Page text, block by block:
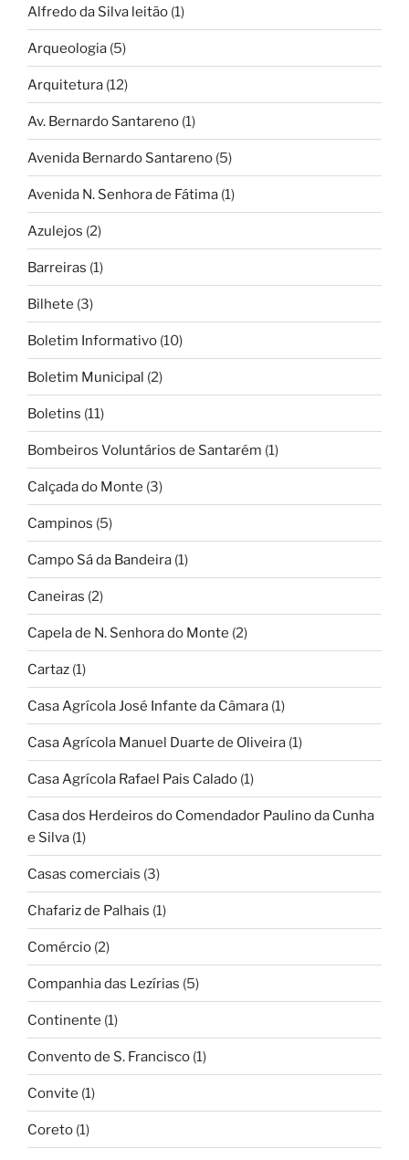
Alfredo da Silva leitão (1)
Arqueologia (5)
Arquitetura (12)
Av. Bernardo Santareno (1)
Avenida Bernardo Santareno (5)
Avenida N. Senhora de Fátima (1)
Azulejos (2)
Barreiras (1)
Bilhete (3)
Boletim Informativo (10)
Boletim Municipal (2)
Boletins (11)
Bombeiros Voluntários de Santarém (1)
Calçada do Monte (3)
Campinos (5)
Campo Sá da Bandeira (1)
Caneiras (2)
Capela de N. Senhora do Monte (2)
Cartaz (1)
Casa Agrícola José Infante da Câmara (1)
Casa Agrícola Manuel Duarte de Oliveira (1)
Casa Agrícola Rafael Pais Calado (1)
Casa dos Herdeiros do Comendador Paulino da Cunha
e Silva (1)
Casas comerciais (3)
Chafariz de Palhais (1)
Comércio (2)
Companhia das Lezírias (5)
Continente (1)
Convento de S. Francisco (1)
Convite (1)
Coreto (1)